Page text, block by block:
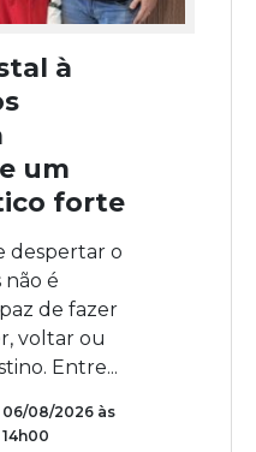
à
um
forte
despertar o
não é
de fazer
voltar ou
Entre...
06/08/2026 às
14h00